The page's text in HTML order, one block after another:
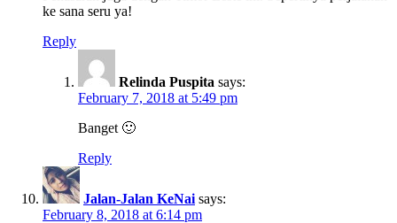
ke sana seru ya!
Reply
Relinda Puspita says:
February 7, 2018 at 5:49 pm
Banget 🙂
Reply
Jalan-Jalan KeNai says:
February 8, 2018 at 6:14 pm